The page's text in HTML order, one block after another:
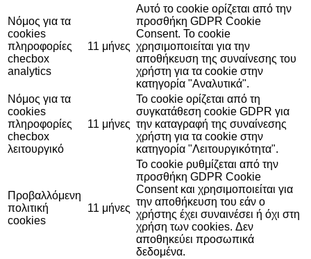
Νόμος για τα
cookies
πληροφορίες
checbox
analytics
11 μήνες
Αυτό το cookie ορίζεται από την
προσθήκη GDPR Cookie
Consent. Το cookie
χρησιμοποιείται για την
αποθήκευση της συναίνεσης του
χρήστη για τα cookie στην
κατηγορία "Αναλυτικά".
Νόμος για τα
cookies
πληροφορίες
checbox
λειτουργικό
11 μήνες
Το cookie ορίζεται από τη
συγκατάθεση cookie GDPR για
την καταγραφή της συναίνεσης
χρήστη για τα cookie στην
κατηγορία "Λειτουργικότητα".
Προβαλλόμενη
πολιτική
cookies
11 μήνες
Το cookie ρυθμίζεται από την
προσθήκη GDPR Cookie
Consent και χρησιμοποιείται για
την αποθήκευση του εάν ο
χρήστης έχει συναινέσει ή όχι στη
χρήση των cookies. Δεν
αποθηκεύει προσωπικά
δεδομένα.